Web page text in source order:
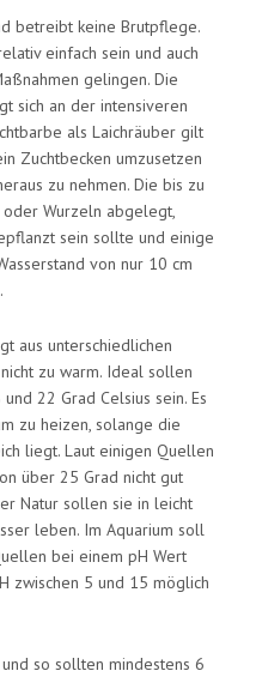
betreibt keine Brutpflege.
einfach sein und auch
gelingen. Die
sich an der intensiveren
als Laichräuber gilt
Zuchtbecken umzusetzen
zu nehmen. Die bis zu
Wurzeln abgelegt,
sein sollte und einige
von nur 10 cm
aus unterschiedlichen
zu warm. Ideal sollen
22 Grad Celsius sein. Es
zu heizen, solange die
liegt. Laut einigen Quellen
über 25 Grad nicht gut
Natur sollen sie in leicht
leben. Im Aquarium soll
bei einem pH Wert
zwischen 5 und 15 möglich
so sollten mindestens 6